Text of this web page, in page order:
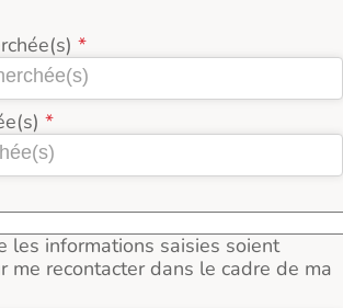
les informations saisies soient
me recontacter dans le cadre de ma